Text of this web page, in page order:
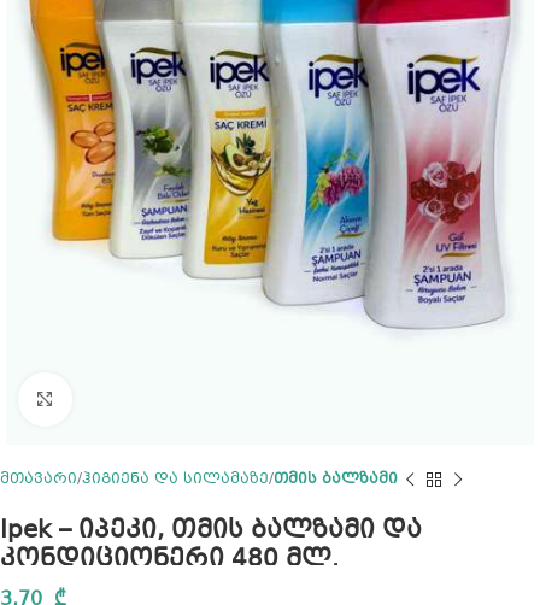
მთავარი ჰიგიენა და სილამაზე თმის ბალზამი
Ipek – იპეკი, თმის ბალზამი და
კონდიციონერი 480 მლ.